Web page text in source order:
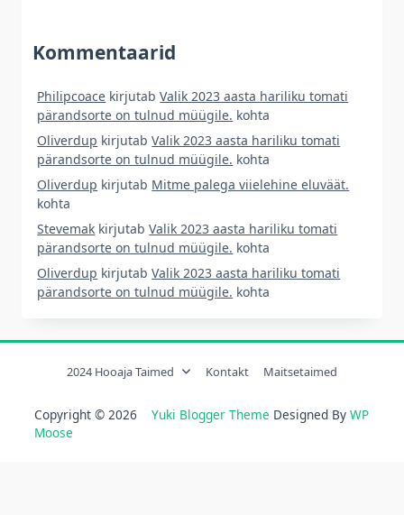
Kommentaarid
Philipcoace kirjutabValik 2023 aasta hariliku tomati
pärandsorte on tulnud müügile. kohta
Oliverdup kirjutabValik 2023 aasta hariliku tomati
pärandsorte on tulnud müügile. kohta
Oliverdup kirjutab Mitme palega viielehine eluväät.
kohta
Stevemak kirjutabValik 2023 aasta hariliku tomati
pärandsorte on tulnud müügile. kohta
Oliverdup kirjutabValik 2023 aasta hariliku tomati
pärandsorte on tulnud müügile. kohta
2024 Hooaja Taimed Kontakt Maitsetaimed
Copyright © 2026 Yuki Blogger Theme Designed By WP
Moose